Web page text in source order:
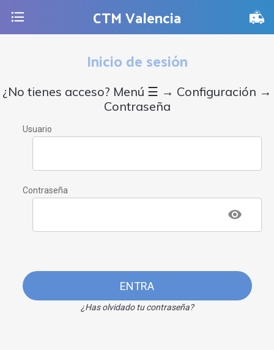
CTM Valencia
Inicio de sesión
¿No tienes acceso? Menú ☰ → Configuración →
Contraseña
Usuario
Contraseña
ENTRA
¿Has olvidado tu contraseña?